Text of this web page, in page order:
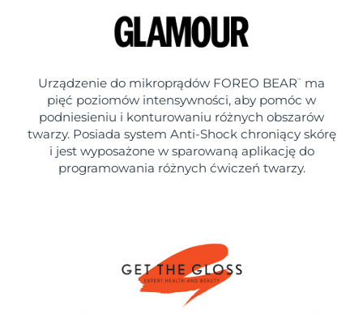
Urządzenie do mikroprądów FOREO BEAR ™
ma
pięć poziomów intensywności, aby pomóc w
podniesieniu i konturowaniu różnych obszarów
twarzy. Posiada system Anti-Shock chroniący skórę
i jest wyposażone w sparowaną aplikację do
programowania różnych ćwiczeń twarzy.